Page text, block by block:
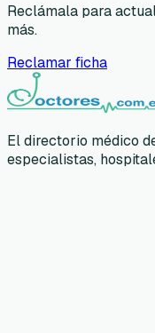
Reclámala para
más.
Reclamar ficha
El directorio médico
especialistas,